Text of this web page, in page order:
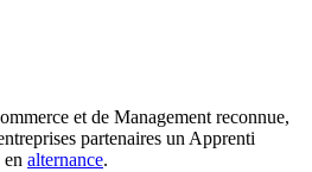
et de Management reconnue,
partenaires un Apprenti
alternance.